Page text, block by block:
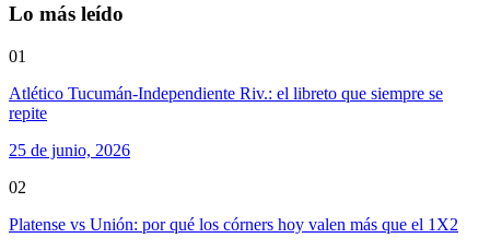
Lo más leído
01
Atlético Tucumán-Independiente Riv.: el libreto que siempre se
repite
25 de junio, 2026
02
Platense vs Unión: por qué los córners hoy valen más que el 1X2